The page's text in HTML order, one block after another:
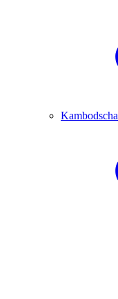
Kambodscha